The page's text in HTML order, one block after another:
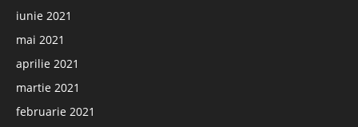
iunie 2021
mai 2021
aprilie 2021
martie 2021
februarie 2021